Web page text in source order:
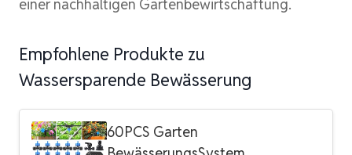
einer nachhaltigen Gartenbewirtschaftung.
Empfohlene Produkte zu
Wassersparende Bewässerung
60PCS Garten